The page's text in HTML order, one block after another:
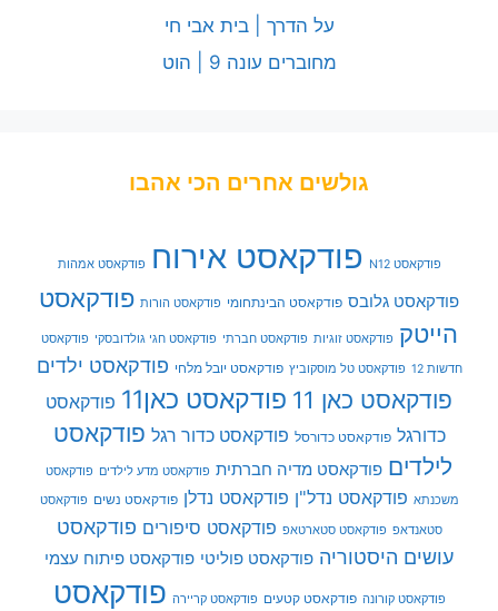
על הדרך | בית אבי חי
מחוברים עונה 9 | הוט
גולשים אחרים הכי אהבו
פודקאסט N12 פודקאסט אירוח פודקאסט אמהות
פודקאסט גלובס פודקאסט הבינתחומי פודקאסט הורות פודקאסט
הייטק פודקאסט זוגיות פודקאסט חברתי פודקאסט חגי גולדובסקי פודקאסט
חדשות 12 פודקאסט טל מוסקוביץ פודקאסט יובל מלחי פודקאסט ילדים
פודקאסט כאן 11 פודקאסט כאן11
פודקאסט
כדורגל פודקאסט כדורסל פודקאסט כדור רגל פודקאסט
לילדים פודקאסט מדיה חברתית פודקאסט מדע לילדים פודקאסט
משכנתא פודקאסט נדל"ן פודקאסט נדלן פודקאסט נשים פודקאסט
סטאנדאפ פודקאסט סטארטאפ פודקאסט סיפורים פודקאסט
עושים היסטוריה פודקאסט פוליטי פודקאסט פיתוח עצמי
פודקאסט קורונה פודקאסט קטעים פודקאסט קריירה פודקאסט